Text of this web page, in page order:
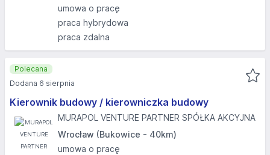
umowa o pracę
praca hybrydowa
praca zdalna
Kierownik budowy / kierowniczka budowy
MURAPOL VENTURE PARTNER SPÓŁKA AKCYJNA
Wrocław (Bukowice - 40km)
umowa o pracę
Polecana
Dodana 6 sierpnia